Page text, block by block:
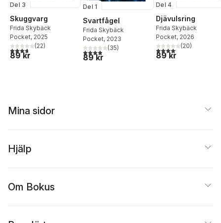
Del 3
Skuggvarg
Frida Skybäck
Pocket, 2025
3,7utav 5 stjärnor. Totalt antal röster:
(22)
89 kr
Del 1
Svartfågel
Frida Skybäck
Pocket, 2023
3,9utav 5 stjärnor. Totalt antal röster:
(35)
89 kr
Del 4
Djävulsring
Frida Skybäck
Pocket, 2026
4,1utav 5 stjärnor.
(20)
89 kr
Mina sidor
Hjälp
Om Bokus